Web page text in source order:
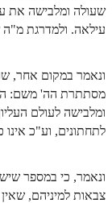
שעולה ומלבישה את
עילאה. ולמדרגת
ונאמר במקום אחר,
מסתתרת הה' משם:
ומלבישה לעולם
לתחתונים, וע"כ
ונאמר, כי במספר
צבאות למיניהם,